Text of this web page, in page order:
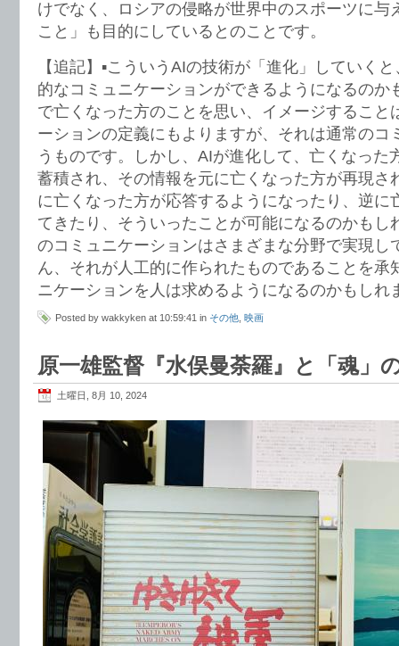
けでなく、ロシアの侵略が世界中のスポーツに与
こと」も目的にしているとのことです。
【追記】▪️こういうAIの技術が「進化」していく
的なコミュニケーションができるようになるのか
で亡くなった方のことを思い、イメージすること
ーションの定義にもよりますが、それは通常のコ
うものです。しかし、AIが進化して、亡くなった
蓄積され、その情報を元に亡くなった方が再現さ
に亡くなった方が応答するようになったり、逆に
てきたり、そういったことが可能になるのかもし
のコミュニケーションはさまざまな分野で実現し
ん、それが人工的に作られたものであることを承
ニケーションを人は求めるようになるのかもしれ
Posted by wakkyken at 10:59:41 in その他 映画
原一雄監督『水俣曼荼羅』と「魂」
土曜日, 8月 10, 2024